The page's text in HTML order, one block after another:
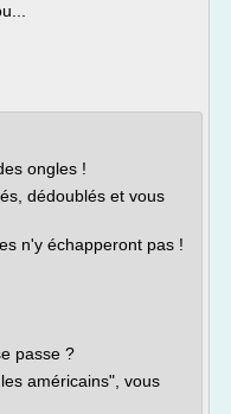
ongles !
dédoublés et vous
n'y échapperont pas !
passe ?
américains", vous